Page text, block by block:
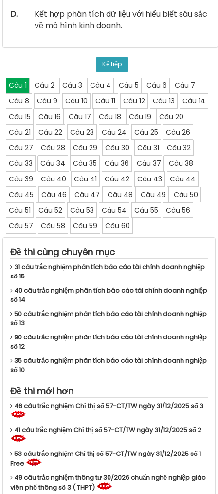
D.
Kết hợp phân tích dữ liệu với hiểu biết sâu sắc
về mô hình kinh doanh.
Kế tiếp
Câu 1 Câu 2 Câu 3 Câu 4 Câu 5 Câu 6
Câu 7
Câu 8
Câu 9 Câu 10 Câu 11 Câu 12 Câu 13
Câu 14
Câu 15
Câu 16 Câu 17 Câu 18 Câu 19
Câu 20
Câu 21
Câu 22 Câu 23 Câu 24 Câu 25
Câu 26
Câu 27
Câu 28 Câu 29 Câu 30 Câu 31
Câu 32
Câu 33
Câu 34 Câu 35 Câu 36 Câu 37
Câu 38
Câu 39
Câu 40 Câu 41 Câu 42 Câu 43
Câu 44
Câu 45
Câu 46 Câu 47 Câu 48 Câu 49
Câu 50
Câu 51
Câu 52 Câu 53 Câu 54 Câu 55
Câu 56
Câu 57
Câu 58 Câu 59 Câu 60
Đề thi cùng chuyên mục
31 câu trắc nghiệm phân tích báo cáo tài chính doanh nghiệp
số 15
40 câu trắc nghiệm phân tích báo cáo tài chính doanh nghiệp
số 14
50 câu trắc nghiệm phân tích báo cáo tài chính doanh nghiệp
số 13
90 câu trắc nghiệm phân tích báo cáo tài chính doanh nghiệp
số 12
35 câu trắc nghiệm phân tích báo cáo tài chính doanh nghiệp
số 10
Đề thi mới hơn
46 câu trắc nghiệm Chỉ thị số 57-CT/TW ngày 31/12/2025 số 3
41 câu trắc nghiệm Chỉ thị số 57-CT/TW ngày 31/12/2025 số 2
53 câu trắc nghiệm Chỉ thị số 57-CT/TW ngày 31/12/2025 số 1
Free
49 câu trắc nghiệm thông tư 30/2026 chuẩn nghề nghiệp giáo
viên phổ thông số 3 ( THPT)